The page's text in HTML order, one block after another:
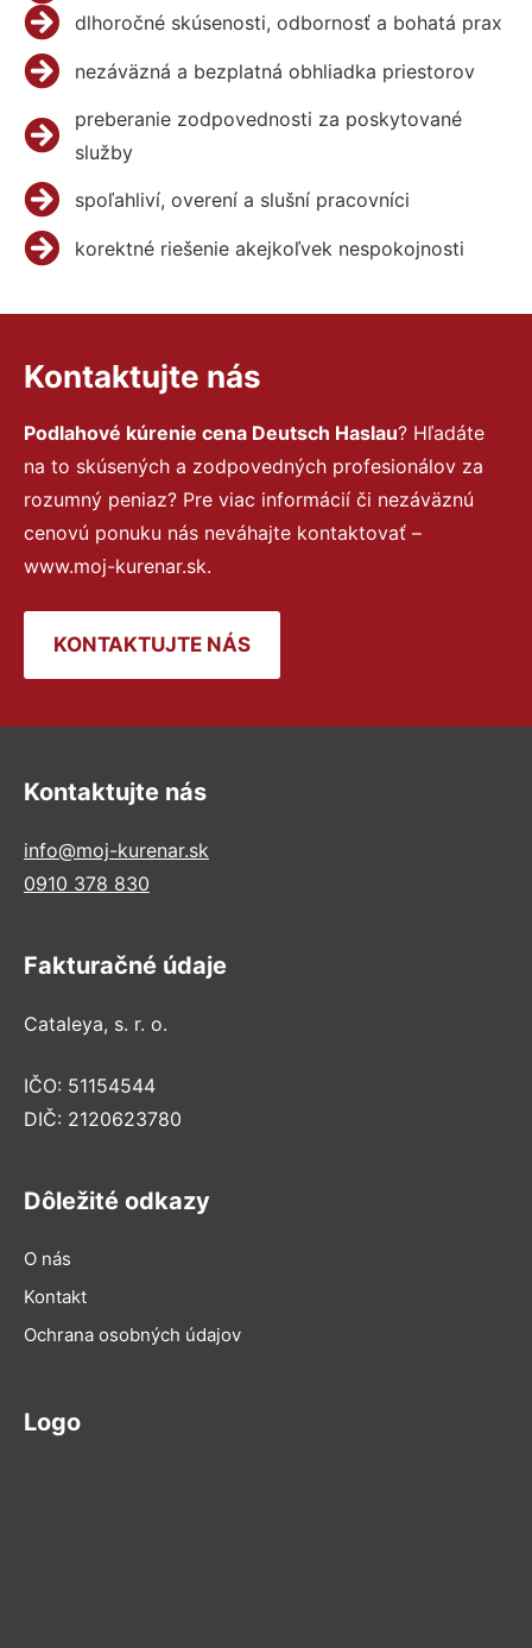
dlhoročné skúsenosti, odbornosť a bohatá prax
nezáväzná a bezplatná obhliadka priestorov
preberanie zodpovednosti za poskytované
služby
spoľahliví, overení a slušní pracovníci
korektné riešenie akejkoľvek nespokojnosti
Kontaktujte nás
Podlahové kúrenie cena Deutsch Haslau? Hľadáte
na to skúsených a zodpovedných profesionálov za
rozumný peniaz? Pre viac informácií či nezáväznú
cenovú ponuku nás neváhajte kontaktovať –
www.moj-kurenar.sk.
KONTAKTUJTE NÁS
Kontaktujte nás
info@moj-kurenar.sk
0910 378 830
Fakturačné údaje
Cataleya, s. r. o.
IČO: 51154544
DIČ: 2120623780
Dôležité odkazy
O nás
Kontakt
Ochrana osobných údajov
Logo